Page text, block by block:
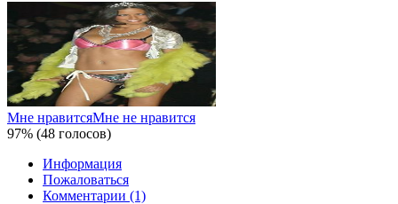
Мне нравитсяМне не нравится
97% (48 голосов)
Информация
Пожаловаться
Комментарии (1)